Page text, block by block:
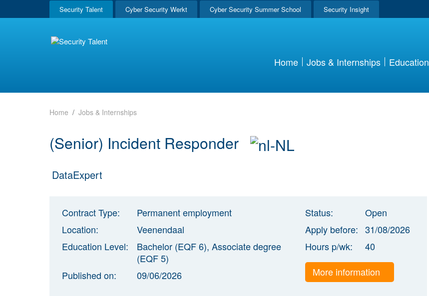
Security Talent Cyber Security Werkt Cyber Security Summer School Security Insight
Home Jobs & Internships Education
Home Jobs & Internships
(Senior) Incident Responder
DataExpert
Contract Type:
Permanent employment
Location:
Veenendaal
Education Level:
Bachelor (EQF 6), Associate degree
(EQF 5)
Published on:
09/06/2026
Status:
Open
Apply before: 31/08/2026
Hours p/wk:
40
More information